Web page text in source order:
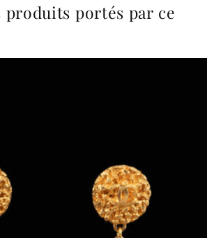
produits portés par ce